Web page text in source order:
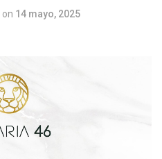
on 14 mayo, 2025